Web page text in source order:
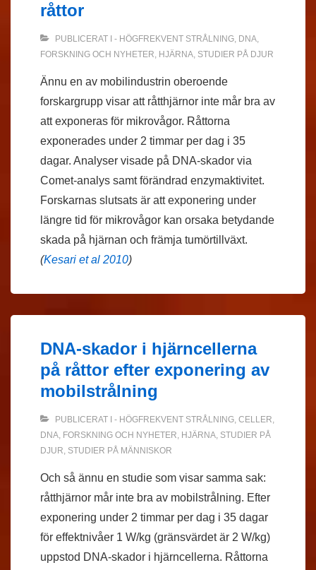
råttor
PUBLICERAT I - HÖGFREKVENT STRÅLNING, DNA,
FORSKNING OCH NYHETER, HJÄRNA, STUDIER PÅ DJUR
Ännu en av mobilindustrin oberoende
forskargrupp visar att råtthjärnor inte mår bra av
att exponeras för mikrovågor. Råttorna
exponerades under 2 timmar per dag i 35
dagar. Analyser visade på DNA-skador via
Comet-analys samt förändrad enzymaktivitet.
Forskarnas slutsats är att exponering under
längre tid för mikrovågor kan orsaka betydande
skada på hjärnan och främja tumörtillväxt.
(Kesari et al 2010)
DNA-skador i hjärncellerna
på råttor efter exponering av
mobilstrålning
PUBLICERAT I - HÖGFREKVENT STRÅLNING, CELLER,
DNA, FORSKNING OCH NYHETER, HJÄRNA, STUDIER PÅ
DJUR, STUDIER PÅ MÄNNISKOR
Och så ännu en studie som visar samma sak:
råtthjärnor mår inte bra av mobilstrålning. Efter
exponering under 2 timmar per dag i 35 dagar
för effektnivåer 1 W/kg (gränsvärdet är 2 W/kg)
uppstod DNA-skador i hjärncellerna. Råttorna